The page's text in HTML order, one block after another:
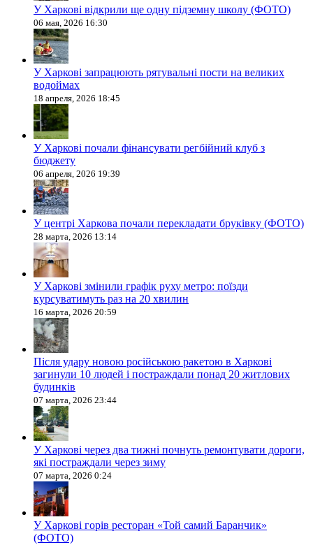
У Харкові відкрили ще одну підземну школу (ФОТО)
06 мая, 2026 16:30
У Харкові запрацюють рятувальні пости на великих
водоймах
18 апреля, 2026 18:45
У Харкові почали фінансувати регбійний клуб з
бюджету
06 апреля, 2026 19:39
У центрі Харкова почали перекладати бруківку (ФОТО)
28 марта, 2026 13:14
У Харкові змінили графік руху метро: поїзди
курсуватимуть раз на 20 хвилин
16 марта, 2026 20:59
Після удару новою російською ракетою в Харкові
загинули 10 людей і постраждали понад 20 житлових
будинків
07 марта, 2026 23:44
У Харкові через два тижні почнуть ремонтувати дороги,
які постраждали через зиму
07 марта, 2026 0:24
У Харкові горів ресторан «Той самий Баранчик»
(ФОТО)